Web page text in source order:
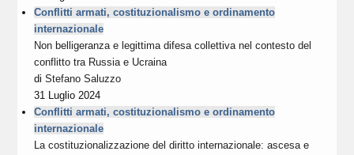
Conflitti armati, costituzionalismo e ordinamento
internazionale
Non belligeranza e legittima difesa collettiva nel contesto del
conflitto tra Russia e Ucraina
diStefano Saluzzo
31 Luglio 2024
Conflitti armati, costituzionalismo e ordinamento
internazionale
La costituzionalizzazione del diritto internazionale: ascesa e